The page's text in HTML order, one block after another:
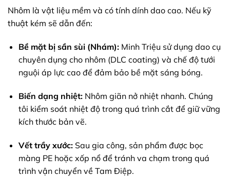
Nhôm là vật liệu mềm và có tính dính dao cao. Nếu kỹ
thuật kém sẽ dẫn đến:
Bề mặt bị sần sùi (Nhám):Minh Triệu sử dụng dao cụ
chuyên dụng cho nhôm (DLC coating) và chế độ tưới
nguội áp lực cao để đảm bảo bề mặt sáng bóng.
Biến dạng nhiệt:Nhôm giãn nở nhiệt nhanh. Chúng
tôi kiểm soát nhiệt độ trong quá trình cắt để giữ vững
kích thước bản vẽ.
Vết trầy xước:Sau gia công, sản phẩm được bọc
màng PE hoặc xốp nổ để tránh va chạm trong quá
trình vận chuyển về Tam Điệp.